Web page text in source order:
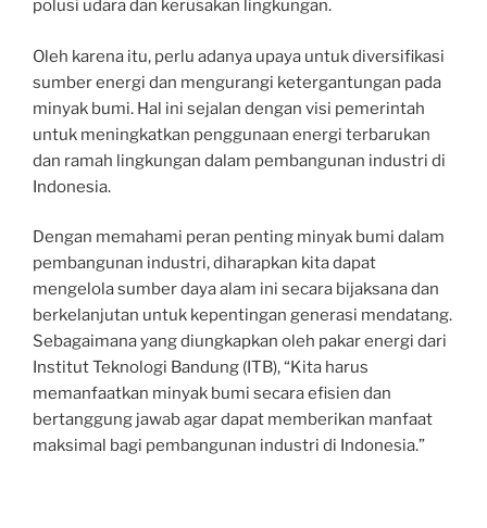
polusi udara dan kerusakan lingkungan.
Oleh karena itu, perlu adanya upaya untuk diversifikasi
sumber energi dan mengurangi ketergantungan pada
minyak bumi. Hal ini sejalan dengan visi pemerintah
untuk meningkatkan penggunaan energi terbarukan
dan ramah lingkungan dalam pembangunan industri di
Indonesia.
Dengan memahami peran penting minyak bumi dalam
pembangunan industri, diharapkan kita dapat
mengelola sumber daya alam ini secara bijaksana dan
berkelanjutan untuk kepentingan generasi mendatang.
Sebagaimana yang diungkapkan oleh pakar energi dari
Institut Teknologi Bandung (ITB), “Kita harus
memanfaatkan minyak bumi secara efisien dan
bertanggung jawab agar dapat memberikan manfaat
maksimal bagi pembangunan industri di Indonesia.”